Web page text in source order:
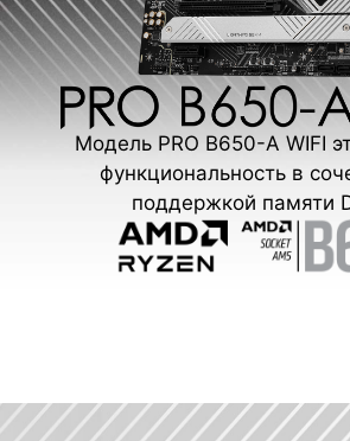
Модель PRO B650-A WIFI
функциональность в
поддержкой памяти